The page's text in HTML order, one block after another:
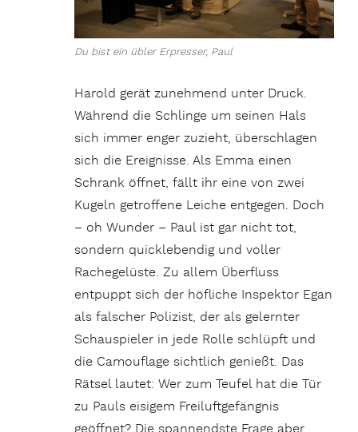
Du bist ein übler Erpresser, Paul
Harold gerät zunehmend unter Druck.
Während die Schlinge um seinen Hals
sich immer enger zuzieht, überschlagen
sich die Ereignisse. Als Emma einen
Schrank öffnet, fällt ihr eine von zwei
Kugeln getroffene Leiche entgegen. Doch
– oh Wunder – Paul ist gar nicht tot,
sondern quicklebendig und voller
Rachegelüste. Zu allem Überfluss
entpuppt sich der höfliche Inspektor Egan
als falscher Polizist, der als gelernter
Schauspieler in jede Rolle schlüpft und
die Camouflage sichtlich genießt. Das
Rätsel lautet: Wer zum Teufel hat die Tür
zu Pauls eisigem Freiluftgefängnis